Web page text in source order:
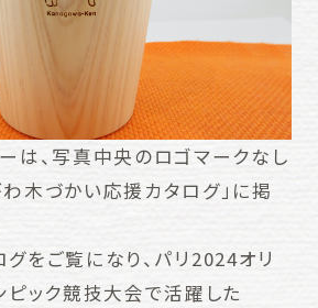
は、写真中央のロゴマークなし
木づかい応援カタログ」に掲
をご覧になり、パリ2024オリ
ピック競技大会で活躍した